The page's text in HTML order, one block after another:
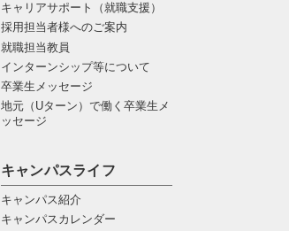
キャリアサポート（就職支援）
採用担当者様へのご案内
就職担当教員
インターンシップ等について
卒業生メッセージ
地元（Uターン）で働く卒業生メ
ッセージ
キャンパスライフ
キャンパス紹介
キャンパスカレンダー